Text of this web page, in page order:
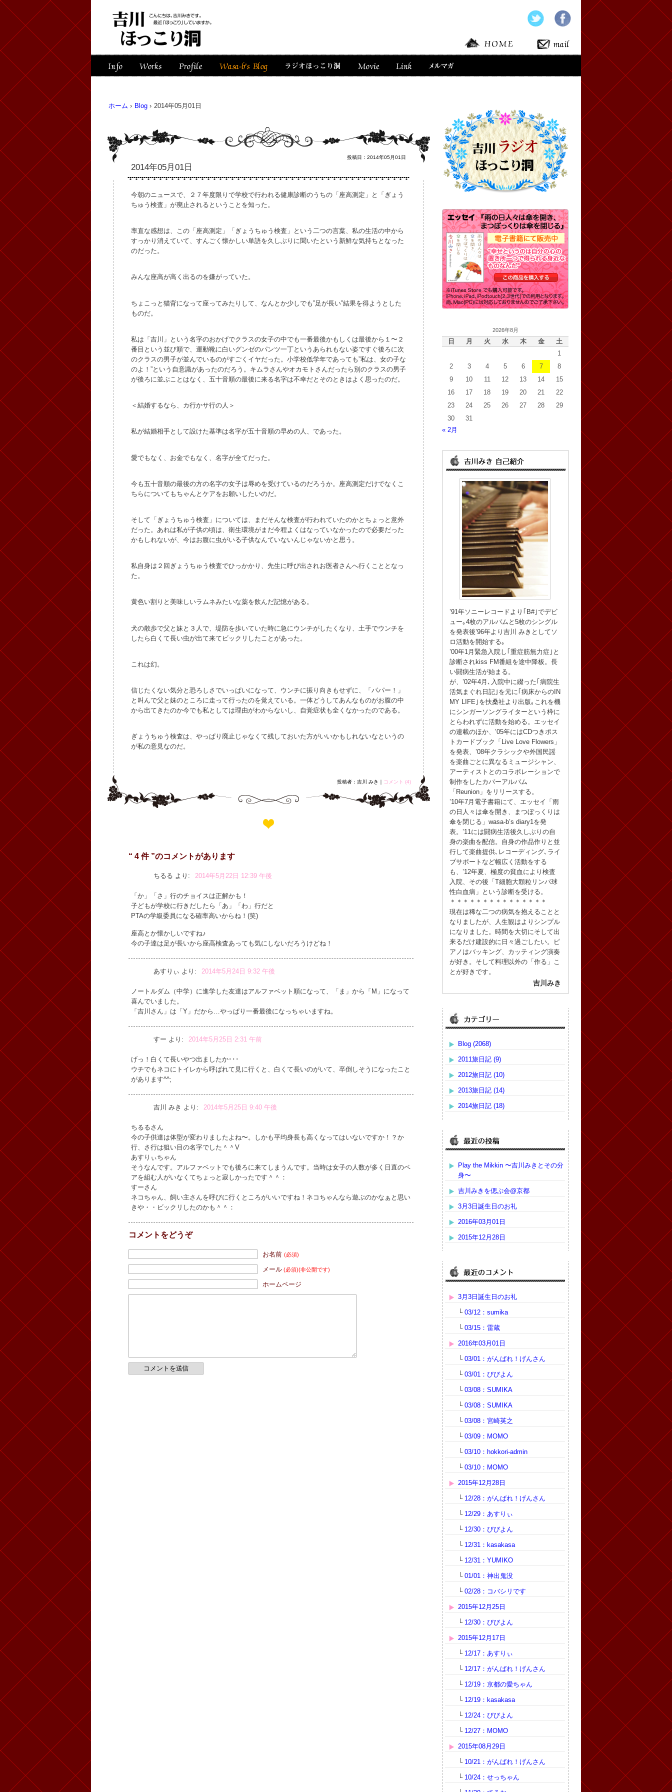
ホーム › Blog › 2014年05月01日
投稿日：2014年05月01日
2014年05月01日
今朝のニュースで、２７年度限りで学校で行われる健康診断のうちの「座高測定」と「ぎょう
ちゅう検査」が廃止されるということを知った。
率直な感想は、この「座高測定」「ぎょうちゅう検査」という二つの言葉、私の生活の中から
すっかり消えていて、すんごく懐かしい単語を久しぶりに聞いたという新鮮な気持ちとなった
のだった。
みんな座高が高く出るのを嫌がっていた。
ちょこっと猫背になって座ってみたりして、なんとか少しでも”足が長い”結果を得ようとした
ものだ。
私は「吉川」という名字のおかげでクラスの女子の中でも一番最後かもしくは最後から１〜２
番目という並び順で、運動靴に白いグンゼのパンツ一丁というあられもない姿ですぐ後ろに次
のクラスの男子が並んでいるのがすごくイヤだった。小学校低学年であっても”私は、女の子な
のよ！”という自意識があったのだろう。キムラさんやオカモトさんだったら別のクラスの男子
が後ろに並ぶことはなく、五十音順の最後に来る名字は不幸だとそのときはよく思ったのだ。
＜結婚するなら、カ行かサ行の人＞
私が結婚相手として設けた基準は名字が五十音順の早めの人、であった。
愛でもなく、お金でもなく、名字が全てだった。
今も五十音順の最後の方の名字の女子は辱めを受けているのだろうか。座高測定だけでなくこ
ちらについてもちゃんとケアをお願いしたいのだ。
そして「ぎょうちゅう検査」については、まだそんな検査が行われていたのかとちょっと意外
だった。あれは私が子供の頃は、衛生環境がまだ今程よくはなっていなかったので必要だった
かもしれないが、今はお腹に虫がいる子供なんていないんじゃないかと思う。
私自身は２回ぎょうちゅう検査でひっかかり、先生に呼び出されお医者さんへ行くこととなっ
た。
黄色い割りと美味しいラムネみたいな薬を飲んだ記憶がある。
犬の散歩で父と妹と３人で、堤防を歩いていた時に急にウンチがしたくなり、土手でウンチを
したら白くて長い虫が出て来てビックリしたことがあった。
これは幻。
信じたくない気分と恐ろしさでいっぱいになって、ウンチに振り向きもせずに、「パパー！」
と叫んで父と妹のところに走って行ったのを覚えている。一体どうしてあんなものがお腹の中
から出てきたのか今でも私としては理由がわからないし、自覚症状も全くなかったのである。
ぎょうちゅう検査は、やっぱり廃止じゃなくて残しておいた方がいいかもしれないなというの
が私の意見なのだ。
投稿者：吉川 みき｜ コメント (4)
“ 4 件 ”のコメントがあります
ちるる より: 2014年5月22日 12:39 午後
「か」「さ」行のチョイスは正解かも！
子どもが学校に行きだしたら「あ」「わ」行だと
PTAの学級委員になる確率高いからね！(笑)
座高とか懐かしいですね♪
今の子達は足が長いから座高検査あっても気にしないだろうけどね！
あすりぃ より: 2014年5月24日 9:32 午後
ノートルダム（中学）に進学した友達はアルファベット順になって、「ま」から「M」になって
喜んでいました。
「吉川さん」は「Y」だから…やっぱり一番最後になっちゃいますね。
すー より: 2014年5月25日 2:31 午前
げっ！白くて長いやつ出ましたか･･･
ウチでもネコにトイレから呼ばれて見に行くと、白くて長いのがいて、卒倒しそうになったこと
があります^^;
吉川 みき より: 2014年5月25日 9:40 午後
ちるるさん
今の子供達は体型が変わりましたよね〜。しかも平均身長も高くなってはいないですか！？か
行、さ行は狙い目の名字でした＾＾V
あすりぃちゃん
そうなんです。アルファベットでも後ろに来てしまうんです。当時は女子の人数が多く日直のペ
アを組む人がいなくてちょっと寂しかったです＾＾：
すーさん
ネコちゃん、飼い主さんを呼びに行くところがいいですね！ネコちゃんなら遊ぶのかなぁと思い
きや・・ビックリしたのかも＾＾：
コメントをどうぞ
お名前 (必須)
メール (必須)(非公開です)
ホームページ
2026年8月
日 月 火 水 木 金
土
1
2
3 4 5 6 7
8
9
10 11 12 13 14
15
16
17 18 19 20 21
22
23
24 25 26 27 28
29
30
31
« 2月
’91年ソニーレコードより｢B#｣でデビ
ュー｡4枚のアルバムと5枚のシングル
を発表後’96年より吉川 みきとしてソ
ロ活動を開始する｡
’00年1月緊急入院し｢重症筋無力症｣と
診断されkiss FM番組を途中降板。長
い闘病生活が始まる。
が、’02年4月､入院中に綴った｢病院生
活気まぐれ日記｣を元に｢病床からのIN
MY LIFE｣を扶桑社より出版｡これを機
にシンガーソングライターという枠に
とらわれずに活動を始める。エッセイ
の連載のほか、’05年にはCDつきポス
トカードブック「Live Love Flowers」
を発表、’08年クラシックや外国民謡
を楽曲ごとに異なるミュージシャン、
アーティストとのコラボレーションで
制作をしたカバーアルバム
「Reunion」をリリースする。
’10年7月電子書籍にて、エッセイ「雨
の日人々は傘を開き、まつぼっくりは
傘を閉じる」wasa-b’s diary1を発
表。’11には闘病生活後久しぶりの自
身の楽曲を配信。自身の作品作りと並
行して楽曲提供､レコーディング､ライ
ブサポートなど幅広く活動をする
も、’12年夏、極度の貧血により検査
入院、その後「T細胞大顆粒リンパ球
性白血病」という診断を受ける。
＊＊＊＊＊＊＊＊＊＊＊＊＊＊＊
現在は稀な二つの病気を抱えることと
なりましたが、人生観はよりシンプル
になりました。時間を大切にそして出
来るだけ建設的に日々過ごしたい。ピ
アノはバッキング、カッティング演奏
が好き。そして料理以外の「作る」こ
とが好きです。
吉川みき
Blog (2068)
2011旅日記 (9)
2012旅日記 (10)
2013旅日記 (14)
2014旅日記 (18)
Play the Mikkin 〜吉川みきとその分
身〜
吉川みきを偲ぶ会@京都
3月3日誕生日のお礼
2016年03月01日
2015年12月28日
3月3日誕生日のお礼
└ 03/12：sumika
└ 03/15：雷蔵
2016年03月01日
└ 03/01：がんばれ！げんさん
└ 03/01：びびよん
└ 03/08：SUMIKA
└ 03/08：SUMIKA
└ 03/08：宮崎英之
└ 03/09：MOMO
└ 03/10：hokkori-admin
└ 03/10：MOMO
2015年12月28日
└ 12/28：がんばれ！げんさん
└ 12/29：あすりぃ
└ 12/30：びびよん
└ 12/31：kasakasa
└ 12/31：YUMIKO
└ 01/01：神出鬼没
└ 02/28：コバシリです
2015年12月25日
└ 12/30：びびよん
2015年12月17日
└ 12/17：あすりぃ
└ 12/17：がんばれ！げんさん
└ 12/19：京都の愛ちゃん
└ 12/19：kasakasa
└ 12/24：びびよん
└ 12/27：MOMO
2015年08月29日
└ 10/21：がんばれ！げんさん
└ 10/24：せっちゃん